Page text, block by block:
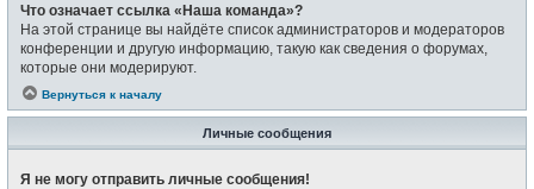
Что означает ссылка «Наша команда»?
На этой странице вы найдёте список администраторов и модераторов
конференции и другую информацию, такую как сведения о форумах,
которые они модерируют.
Вернуться к началу
Личные сообщения
Я не могу отправить личные сообщения!